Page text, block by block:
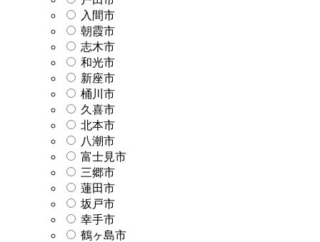
入間市
朝霞市
志木市
和光市
新座市
桶川市
久喜市
北本市
八潮市
富士見市
三郷市
蓮田市
坂戸市
幸手市
鶴ヶ島市